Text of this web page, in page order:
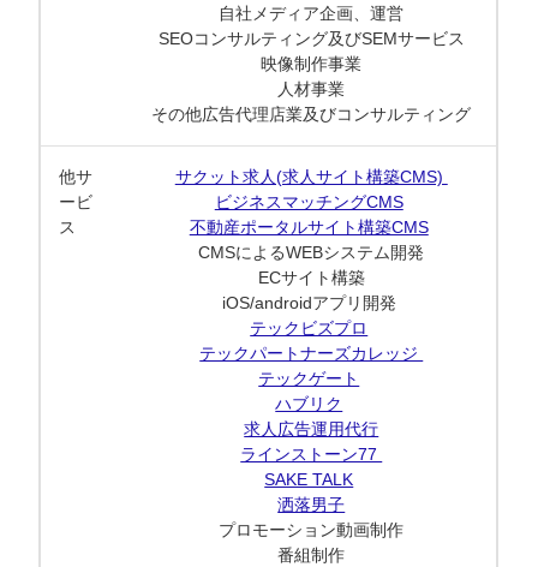
自社メディア企画、運営
SEOコンサルティング及びSEMサービス
映像制作事業
人材事業
その他広告代理店業及びコンサルティング
他サ
ービ
ス
サクット求人(求人サイト構築CMS)
ビジネスマッチングCMS
不動産ポータルサイト構築CMS
CMSによるWEBシステム開発
ECサイト構築
iOS/androidアプリ開発
テックビズプロ
テックパートナーズカレッジ
テックゲート
ハブリク
求人広告運用代行
ラインストーン77
SAKE TALK
洒落男子
プロモーション動画制作
番組制作